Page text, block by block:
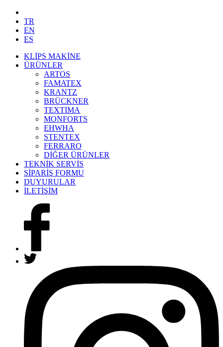
TR
EN
ES
KLİPS MAKİNE
ÜRÜNLER
ARTOS
FAMATEX
KRANTZ
BRÜCKNER
TEXTIMA
MONFORTS
EHWHA
STENTEX
FERRARO
DİĞER ÜRÜNLER
TEKNİK SERVİS
SİPARİŞ FORMU
DUYURULAR
İLETİŞİM